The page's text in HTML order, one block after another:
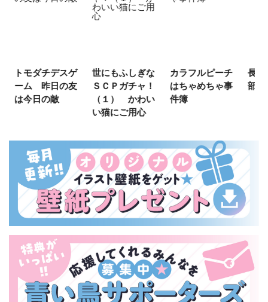
世にもふしぎな
ＳＣＰガチャ！
（１） かわい
カラフルピーチ
はちゃめちゃ事
件簿
長浜高校水族館
部！